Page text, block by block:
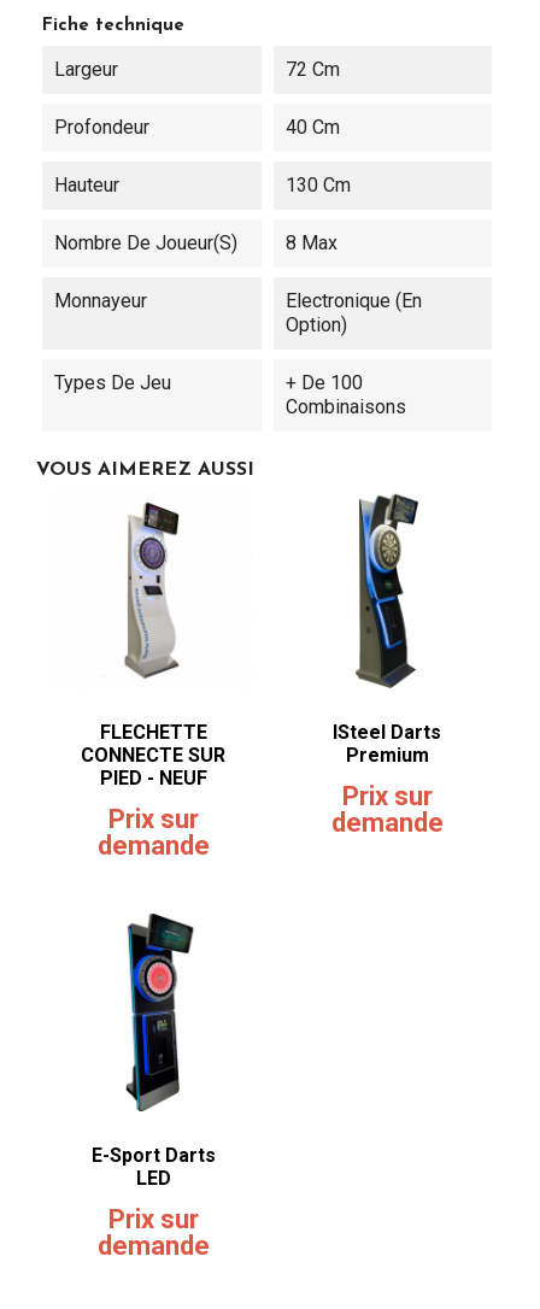
Fiche technique
Largeur 72 Cm
Profondeur 40 Cm
Hauteur 130 Cm
Nombre De Joueur(s) 8 Max
Monnayeur
Electronique (en
Option)
Types De Jeu
+ De 100
Combinaisons
VOUS AIMEREZ AUSSI
FLECHETTE
CONNECTE SUR
PIED - NEUF
Prix sur
demande
ISteel Darts
Premium
Prix sur
demande
E-Sport Darts
LED
Prix sur
demande